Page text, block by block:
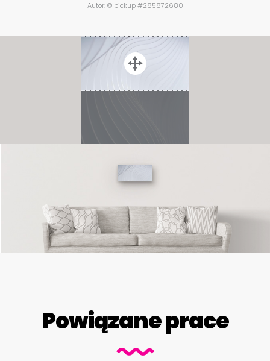
Autor: © pickup #285872680
Powiązane prace